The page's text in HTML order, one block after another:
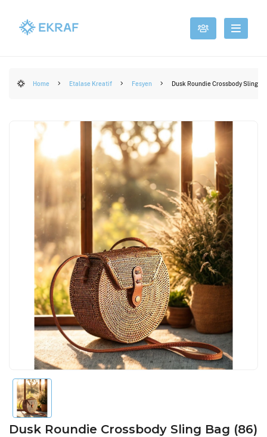
Home Etalase Kreatif Fesyen Dusk Roundie Crossbody Sling
Dusk Roundie Crossbody Sling Bag (86)